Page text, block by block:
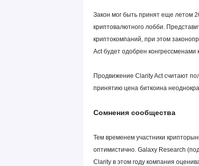
Закон мог быть принят еще летом
криптовалютного лобби.
криптокомпаний, при этом
Act будет одобрен
Продвижение Clarity Act считают
принятию цена биткоина
Cомнения сообщества
Тем временем участники
оптимистично. Galaxy Research
Clarity в этом году компания